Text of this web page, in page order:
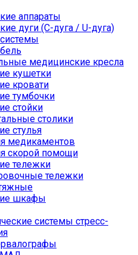
аппараты
дуги (С-дуга / U-дуга)
медицинские кресла
кушетки
кровати
тумбочки
стойки
столики
стулья
медикаментов
скорой помощи
тележки
тележки
шкафы
системы стресс-